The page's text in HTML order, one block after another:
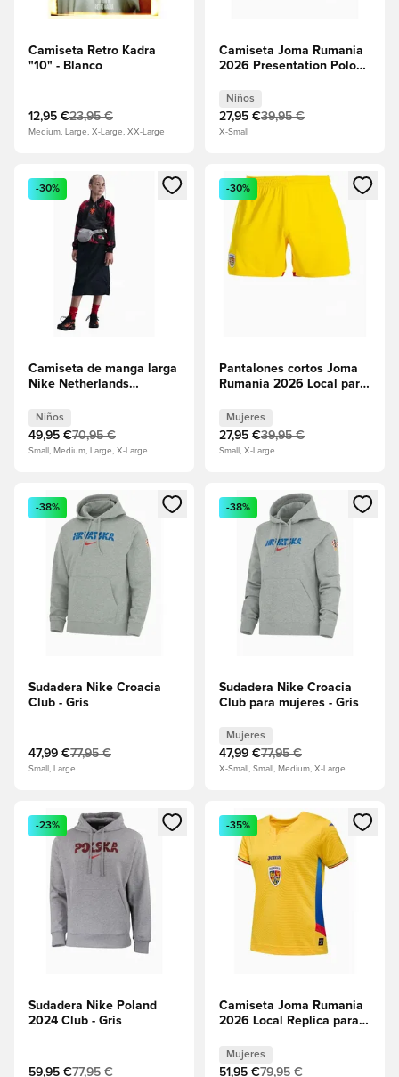
Camiseta Retro Kadra
"10" - Blanco
12,95 €23,95 €
Medium, Large, X-Large, XX-Large
Camiseta Joma Rumania
2026 Presentation Polo
Niños
27,95 €39,95 €
X-Small
Abre un modal para iniciar sesión o registrarse como
-30%
Camiseta de manga larga
Nike Netherlands
Niños
49,95 €70,95 €
Small, Medium, Large, X-Large
Abre un modal para iniciar
-30%
Pantalones cortos Joma
Rumania 2026 Local para
Mujeres
27,95 €39,95 €
Small, X-Large
Abre un modal para iniciar sesión o registrarse como
-38%
Sudadera Nike Croacia
Club - Gris
47,99 €77,95 €
Small, Large
Abre un modal para iniciar
-38%
Sudadera Nike Croacia
Club para mujeres - Gris
Mujeres
47,99 €77,95 €
X-Small, Small, Medium, X-Large
Abre un modal para iniciar sesión o registrarse como
-23%
Sudadera Nike Poland
2024 Club - Gris
59,95 €77,95 €
Abre un modal para iniciar
-35%
Camiseta Joma Rumania
2026 Local Replica para
Mujeres
51,95 €79,95 €